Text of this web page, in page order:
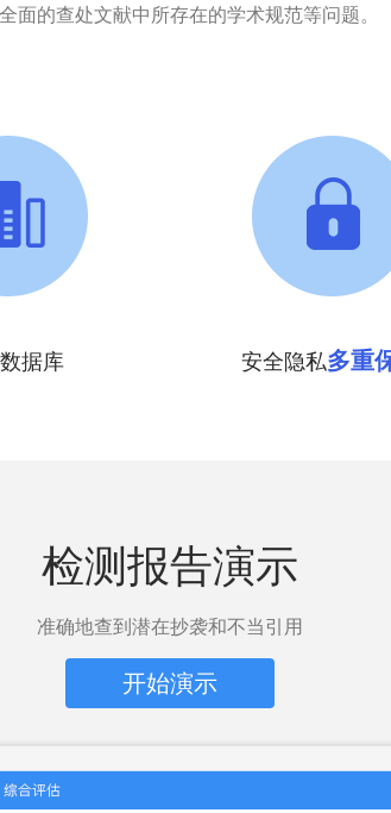
面的查处文献中所存在的学术规范等问题。
数据库 安全隐私多重
检测报告演示
准确地查到潜在抄袭和不当引用
开始演示